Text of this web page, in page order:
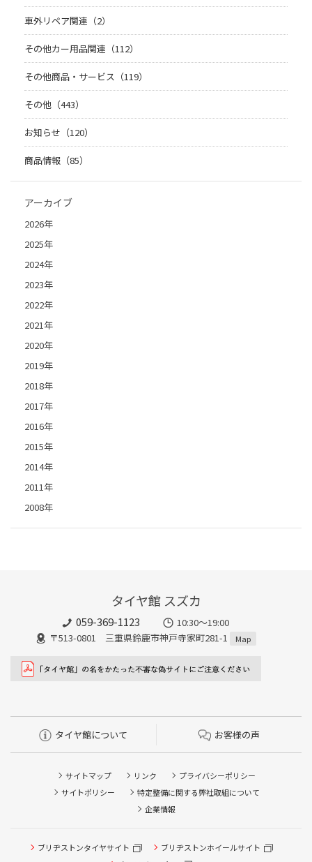
車外リペア関連（2）
その他カー用品関連（112）
その他商品・サービス（119）
その他（443）
お知らせ（120）
商品情報（85）
アーカイブ
2026年
2025年
2024年
2023年
2022年
2021年
2020年
2019年
2018年
2017年
2016年
2015年
2014年
2011年
2008年
タイヤ館 スズカ
059-369-1123
10:30～19:00
〒513-0801 三重県鈴鹿市神戸寺家町281-1
Map
タイヤ館について お客様の声
サイトマップ リンク
プライバシーポリシー
サイトポリシー
特定整備に関する弊社取組について
企業情報
ブリヂストンタイヤサイト
ブリヂストンホイールサイト
タイヤ点検・安全点検/タイヤ履き替え/オイル交換/その他